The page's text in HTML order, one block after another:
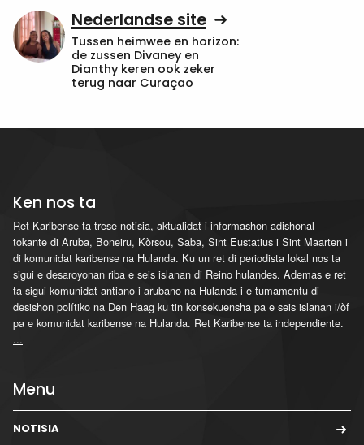
Nederlandse site
Tussen heimwee en horizon:
de zussen Divaney en
Dianthy keren ook zeker
terug naar Curaçao
Ken nos ta
Ret Karibense ta trese notisia, aktualidat i informashon adishonal
tokante di Aruba, Boneiru, Kòrsou, Saba, Sint Eustatius i Sint Maarten i
di komunidat karibense na Hulanda. Ku un ret di periodista lokal nos ta
sigui e desaroyonan riba e seis islanan di Reino hulandes. Ademas e ret
ta sigui komunidat antiano i arubano na Hulanda i e tumamentu di
desishon polítiko na Den Haag ku tin konsekuensha pa e seis islanan i/òf
pa e komunidat karibense na Hulanda. Ret Karibense ta independiente.
...
Menu
NOTISIA